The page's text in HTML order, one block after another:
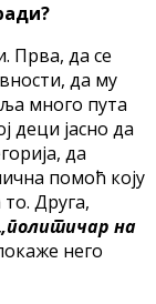
Прва, да се
да му
много пута
деци јасно да
да
помоћ коју
Друга,
на
него